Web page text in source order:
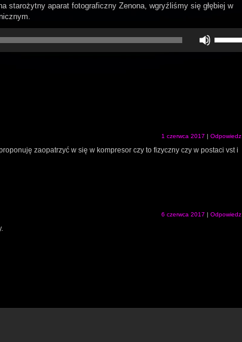
starożytny aparat fotograficzny Zenona, wgryźliśmy się głębiej w
strzałek
do
1 czerwca 2017 | Odpowiedz
zaopatrzyć w się w kompresor czy to fizyczny czy w postaci vst i
6 czerwca 2017 | Odpowiedz